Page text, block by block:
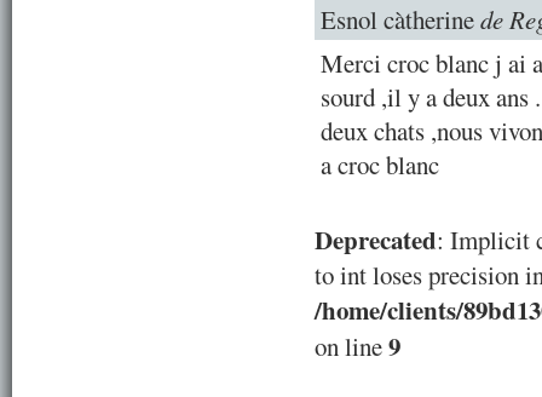
Esnol càtherinede
Merci croc blanc j ai
sourd ,il y a deux ans
deux chats ,nous
a croc blanc
Deprecated: Implicit
to int loses precision
/home/clients/
on line9